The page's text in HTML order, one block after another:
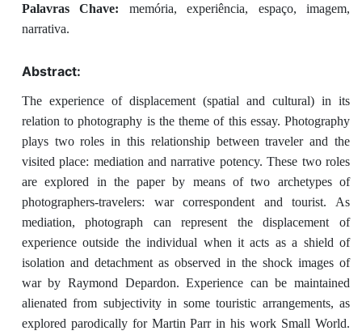
Palavras Chave: memória, experiência, espaço, imagem,
narrativa.
Abstract:
The experience of displacement (spatial and cultural) in its
relation to photography is the theme of this essay. Photography
plays two roles in this relationship between traveler and the
visited place: mediation and narrative potency. These two roles
are explored in the paper by means of two archetypes of
photographers-travelers: war correspondent and tourist. As
mediation, photograph can represent the displacement of
experience outside the individual when it acts as a shield of
isolation and detachment as observed in the shock images of
war by Raymond Depardon. Experience can be maintained
alienated from subjectivity in some touristic arrangements, as
explored parodically for Martin Parr in his work Small World.